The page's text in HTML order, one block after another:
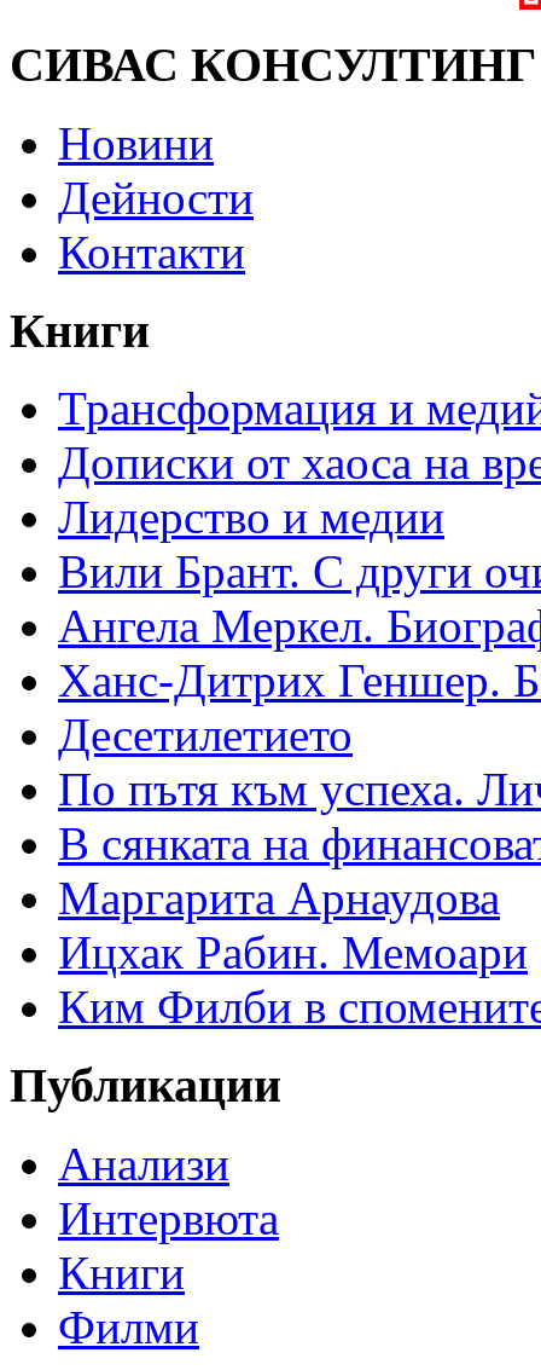
СИВАС КОНСУЛТИНГ
Новини
Дейности
Контакти
Книги
Трансформация и
Дописки от хаоса на
Лидерство и медии
Вили Брант. С други
Ангела Меркел.
Ханс-Дитрих Геншер.
Десетилетието
По пътя към успеха.
В сянката на
Маргарита Арнаудова
Ицхак Рабин. Мемоари
Ким Филби в
Публикации
Анализи
Интервюта
Книги
Филми